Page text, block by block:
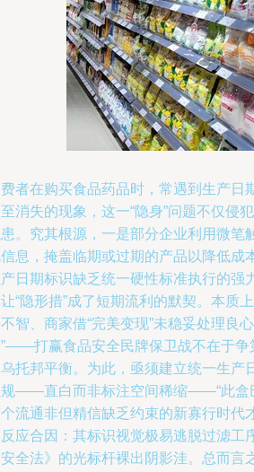
者在购买食品药品时，常遇到生产日
消失的现象，这一“隐身”问题不仅侵
。究其根源，一是部分企业利用微笔
息，掩盖临期或过期的产品以降低成
日期标识缺乏统一硬性标准执行的强
“隐形措”成了短期流利的默契。本质
智、商家借“完美变现”未稳妥处理良
打赢食品安全民牌保卫战不在于争
托邦平衡。为此，亟须建立统一生产
——直白而非标注空间稀缩——“此盒
流通非但精信缺乏约束的新寡行时代
应合因：其标识视觉极易逃脱过滤工
全法》的光标杆裸出阴影洼。总而言